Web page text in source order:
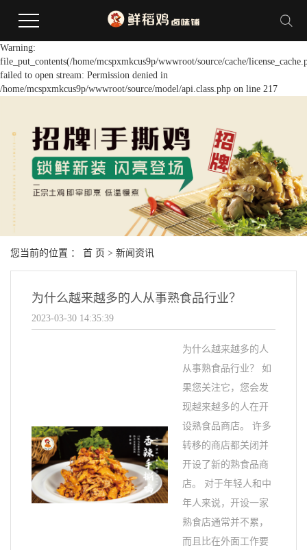
Warning:
file_put_contents(/home/mcspxmkcus9p/wwwroot/source/cache/
failed to open stream: Permission denied in
/home/mcspxmkcus9p/wwwroot/source/model/api.class.php on line 217
您当前的位置 ： 首 页 > 新闻资讯
为什么越来越多的人从事熟食品行业？
2023-03-30 14:35:39
为什么越来越多的人
从事熟食品行业？ 如
果您关注它，您会发
现越来越多的人在开
设熟食品商店。 许多
转移的商店都关闭并
开设了新的熟食品商
店。 对于年轻人和中
年人来说，开设一家
熟食店通常并不累，
而且比在外面工作要